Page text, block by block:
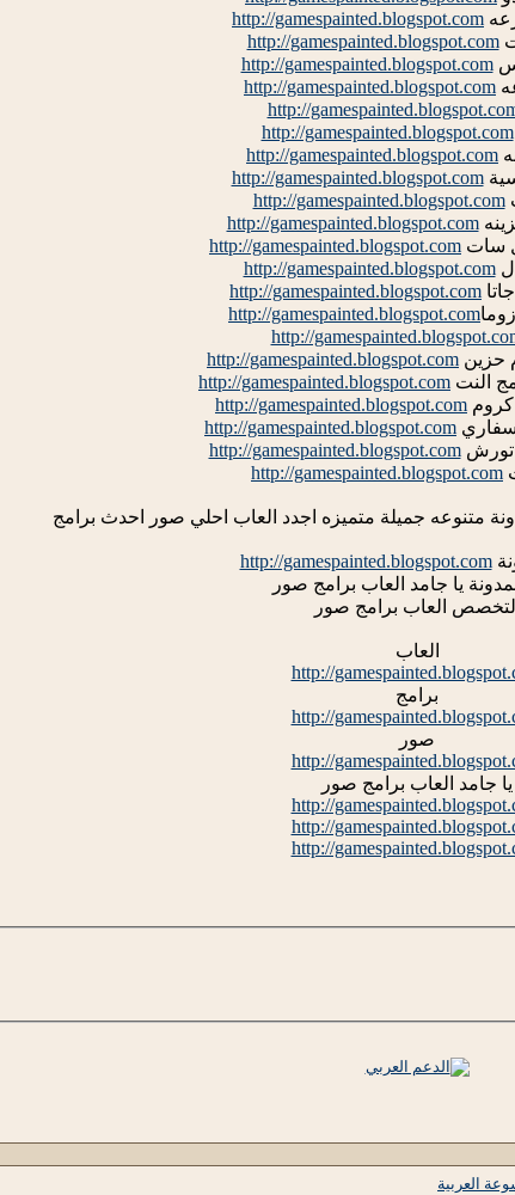
http://gamespainted.blogspot.com
http://gamespainted.blogspot.com
http://gamespainted.blogspot.com
http://gamespainted.blogspot.com
http://
http://gamespainted.blogspot.com
http://gamespainted.blogspot.com
http://gamespainted.blogspot.com
http://gamespainted.blogspot.com
http://gamespainted.blogspot.com
سات http://gamespainted.blogspot.com
http://gamespainted.blogspot.com
http://gamespainted.blogspot.com
http://gamespainted.blogspot.com
http://
حزين http://gamespainted.blogspot.com
النت http://gamespainted.blogspot.com
http://gamespainted.blogspot.com
http://gamespainted.blogspot.com
تورشhttp://gamespainted.blogspot.com
http://gamespainted.blogspot.com
متنوعه جميلة متميزه اجدد العاب احلي صور احدث برامج
http://gamespainted.blogspot.com
يا جامد العاب برامج صور
التخصص العاب برامج صور
العاب
http://
برامج
http://
صور
http://
يا جامد العاب برامج صور
http://
http://
http://